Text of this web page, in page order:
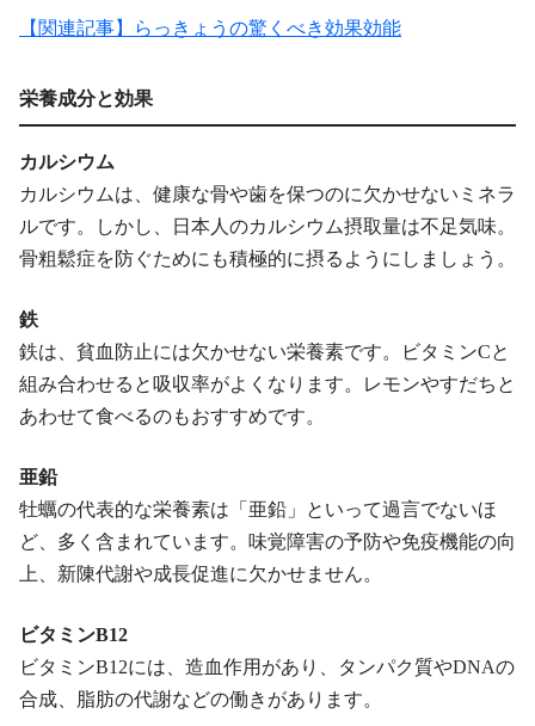
【関連記事】らっきょうの驚くべき効果効能
栄養成分と効果
カルシウム
カルシウムは、健康な骨や歯を保つのに欠かせないミネラ
ルです。しかし、日本人のカルシウム摂取量は不足気味。
骨粗鬆症を防ぐためにも積極的に摂るようにしましょう。
鉄
鉄は、貧血防止には欠かせない栄養素です。ビタミンCと
組み合わせると吸収率がよくなります。レモンやすだちと
あわせて食べるのもおすすめです。
亜鉛
牡蠣の代表的な栄養素は「亜鉛」といって過言でないほ
ど、多く含まれています。味覚障害の予防や免疫機能の向
上、新陳代謝や成長促進に欠かせません。
ビタミンB12
ビタミンB12には、造血作用があり、タンパク質やDNAの
合成、脂肪の代謝などの働きがあります。